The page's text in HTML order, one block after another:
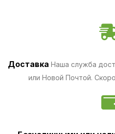
Доставка Наша служба
или Новой Почтой.